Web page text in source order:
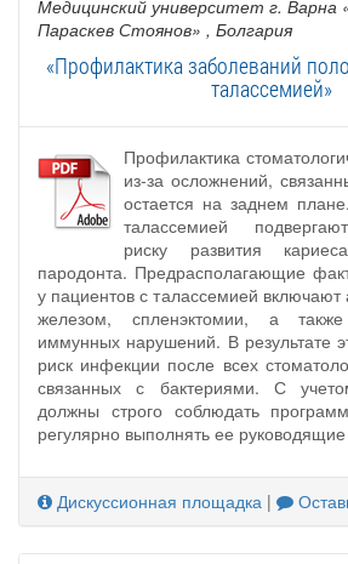
Медицинский университет г. Варна
Параскев Стоянов» , Болгария
«Профилактика заболеваний
талассемией»
Профилактика
из-за осложнений,
остается на заднем
талассемией
риску развития
пародонта. Предрасполагающие
у пациентов с талассемией включают
железом, спленэктомии, а
иммунных нарушений. В результате
риск инфекции после всех
связанных с бактериями. С
должны строго соблюдать
регулярно выполнять ее
Дискуссионная площадка |